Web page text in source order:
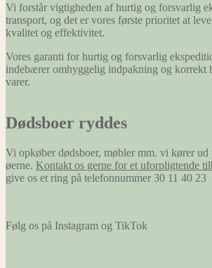
Vi forstår vigtigheden af hurtig og forsvarlig
transport, og det er vores første prioritet at
kvalitet og effektivitet.
Vores garanti for hurtig og forsvarlig
indebærer omhyggelig indpakning og korrekt
varer.
Dødsboer ryddes
Vi opkøber dødsboer, møbler mm. vi kører
øerne. Kontakt os gerne for et uforpligtende
give os et ring på telefonnummer 30 11 40 23
Følg os på Instagram og TikTok